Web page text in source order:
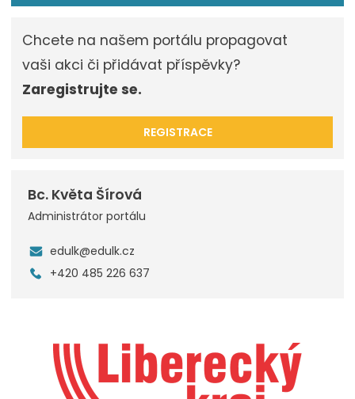
Chcete na našem portálu propagovat
vaši akci či přidávat příspěvky?
Zaregistrujte se.
REGISTRACE
Bc. Květa Šírová
Administrátor portálu
edulk@edulk.cz
+420 485 226 637